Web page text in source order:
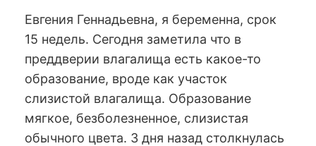
Евгения Геннадьевна, я беременна, срок
15 недель. Сегодня заметила что в
преддверии влагалища есть какое-то
образование, вроде как участок
слизистой влагалища. Образование
мягкое, безболезненное, слизистая
обычного цвета. 3 дня назад столкнулась